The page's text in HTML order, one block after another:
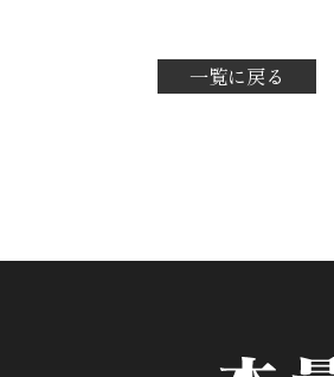
一覧に戻る